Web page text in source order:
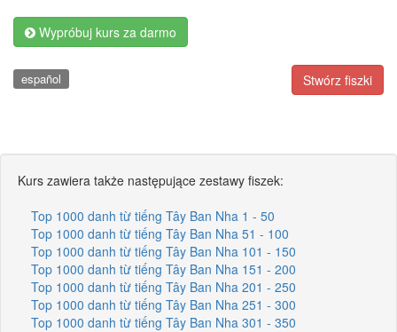
Wypróbuj kurs za darmo
Stwórz fiszki
español
Kurs zawiera także następujące zestawy fiszek:
Top 1000 danh từ tiếng Tây Ban Nha 1 - 50
Top 1000 danh từ tiếng Tây Ban Nha 51 - 100
Top 1000 danh từ tiếng Tây Ban Nha 101 - 150
Top 1000 danh từ tiếng Tây Ban Nha 151 - 200
Top 1000 danh từ tiếng Tây Ban Nha 201 - 250
Top 1000 danh từ tiếng Tây Ban Nha 251 - 300
Top 1000 danh từ tiếng Tây Ban Nha 301 - 350